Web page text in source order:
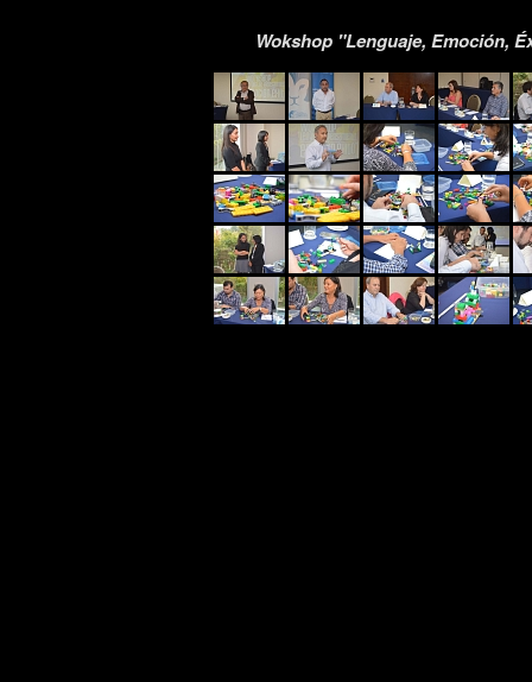
Wokshop "Lenguaje, Emoción,